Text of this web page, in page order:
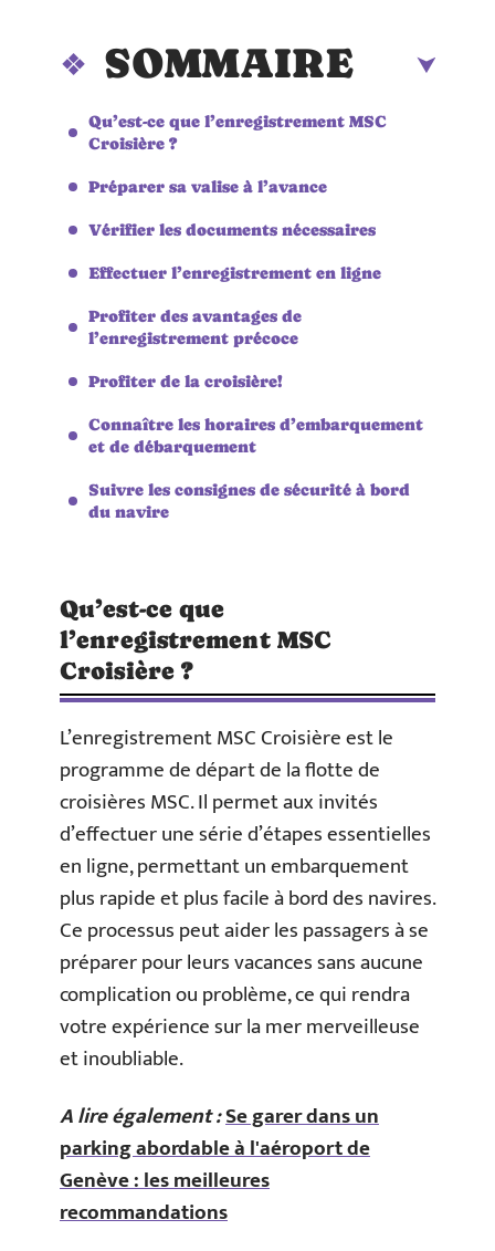
SOMMAIRE
Qu’est-ce que l’enregistrement MSC
Croisière ?
Préparer sa valise à l’avance
Vérifier les documents nécessaires
Effectuer l’enregistrement en ligne
Profiter des avantages de
l’enregistrement précoce
Profiter de la croisière!
Connaître les horaires d’embarquement
et de débarquement
Suivre les consignes de sécurité à bord
du navire
Qu’est-ce que
l’enregistrement MSC
Croisière ?
L’enregistrement MSC Croisière est le
programme de départ de la flotte de
croisières MSC. Il permet aux invités
d’effectuer une série d’étapes essentielles
en ligne, permettant un embarquement
plus rapide et plus facile à bord des navires.
Ce processus peut aider les passagers à se
préparer pour leurs vacances sans aucune
complication ou problème, ce qui rendra
votre expérience sur la mer merveilleuse
et inoubliable.
A lire également :Se garer dans un
parking abordable à l'aéroport de
Genève : les meilleures
recommandations